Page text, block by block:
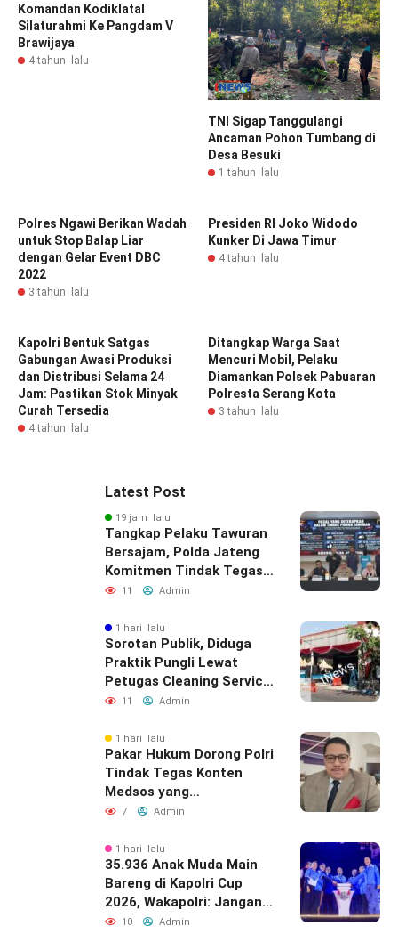
Komandan Kodiklatal
Silaturahmi Ke Pangdam V
Brawijaya
4 tahun lalu
TNI Sigap Tanggulangi
Ancaman Pohon Tumbang di
Desa Besuki
1 tahun lalu
Polres Ngawi Berikan Wadah
untuk Stop Balap Liar
dengan Gelar Event DBC
2022
3 tahun lalu
Presiden RI Joko Widodo
Kunker Di Jawa Timur
4 tahun lalu
Kapolri Bentuk Satgas
Gabungan Awasi Produksi
dan Distribusi Selama 24
Jam: Pastikan Stok Minyak
Curah Tersedia
4 tahun lalu
Ditangkap Warga Saat
Mencuri Mobil, Pelaku
Diamankan Polsek Pabuaran
Polresta Serang Kota
3 tahun lalu
Latest Post
19 jam lalu
Tangkap Pelaku Tawuran
Bersajam, Polda Jateng
Komitmen Tindak Tegas
Kelompok Remaja yang
11 Admin
1 hari lalu
Sorotan Publik, Diduga
Praktik Pungli Lewat
Petugas Cleaning Service
Samsat Timur
11 Admin
1 hari lalu
Pakar Hukum Dorong Polri
Tindak Tegas Konten
Medsos yang
Mengandung Provokasi
7 Admin
1 hari lalu
35.936 Anak Muda Main
Bareng di Kapolri Cup
2026, Wakapolri: Jangan
Cuma Jadi Penonton,
10 Admin